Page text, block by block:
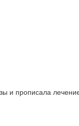
и прописала